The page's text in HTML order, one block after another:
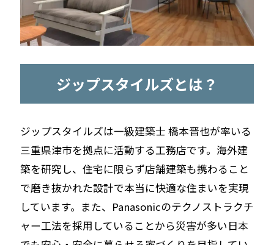
ジップスタイルズとは？
ジップスタイルズは一級建築士 橋本晋也が率いる
三重県津市を拠点に活動する工務店です。海外建
築を研究し、住宅に限らず店舗建築も携わること
で磨き抜かれた設計で本当に快適な住まいを実現
しています。また、Panasonicのテクノストラクチ
ャー工法を採用していることから災害が多い日本